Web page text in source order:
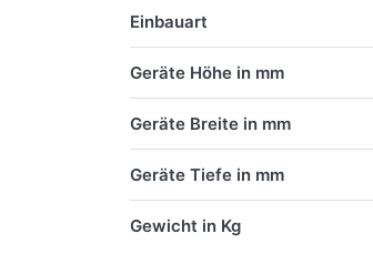
Einbauart
Geräte Höhe in mm
Geräte Breite in mm
Geräte Tiefe in mm
Gewicht in Kg